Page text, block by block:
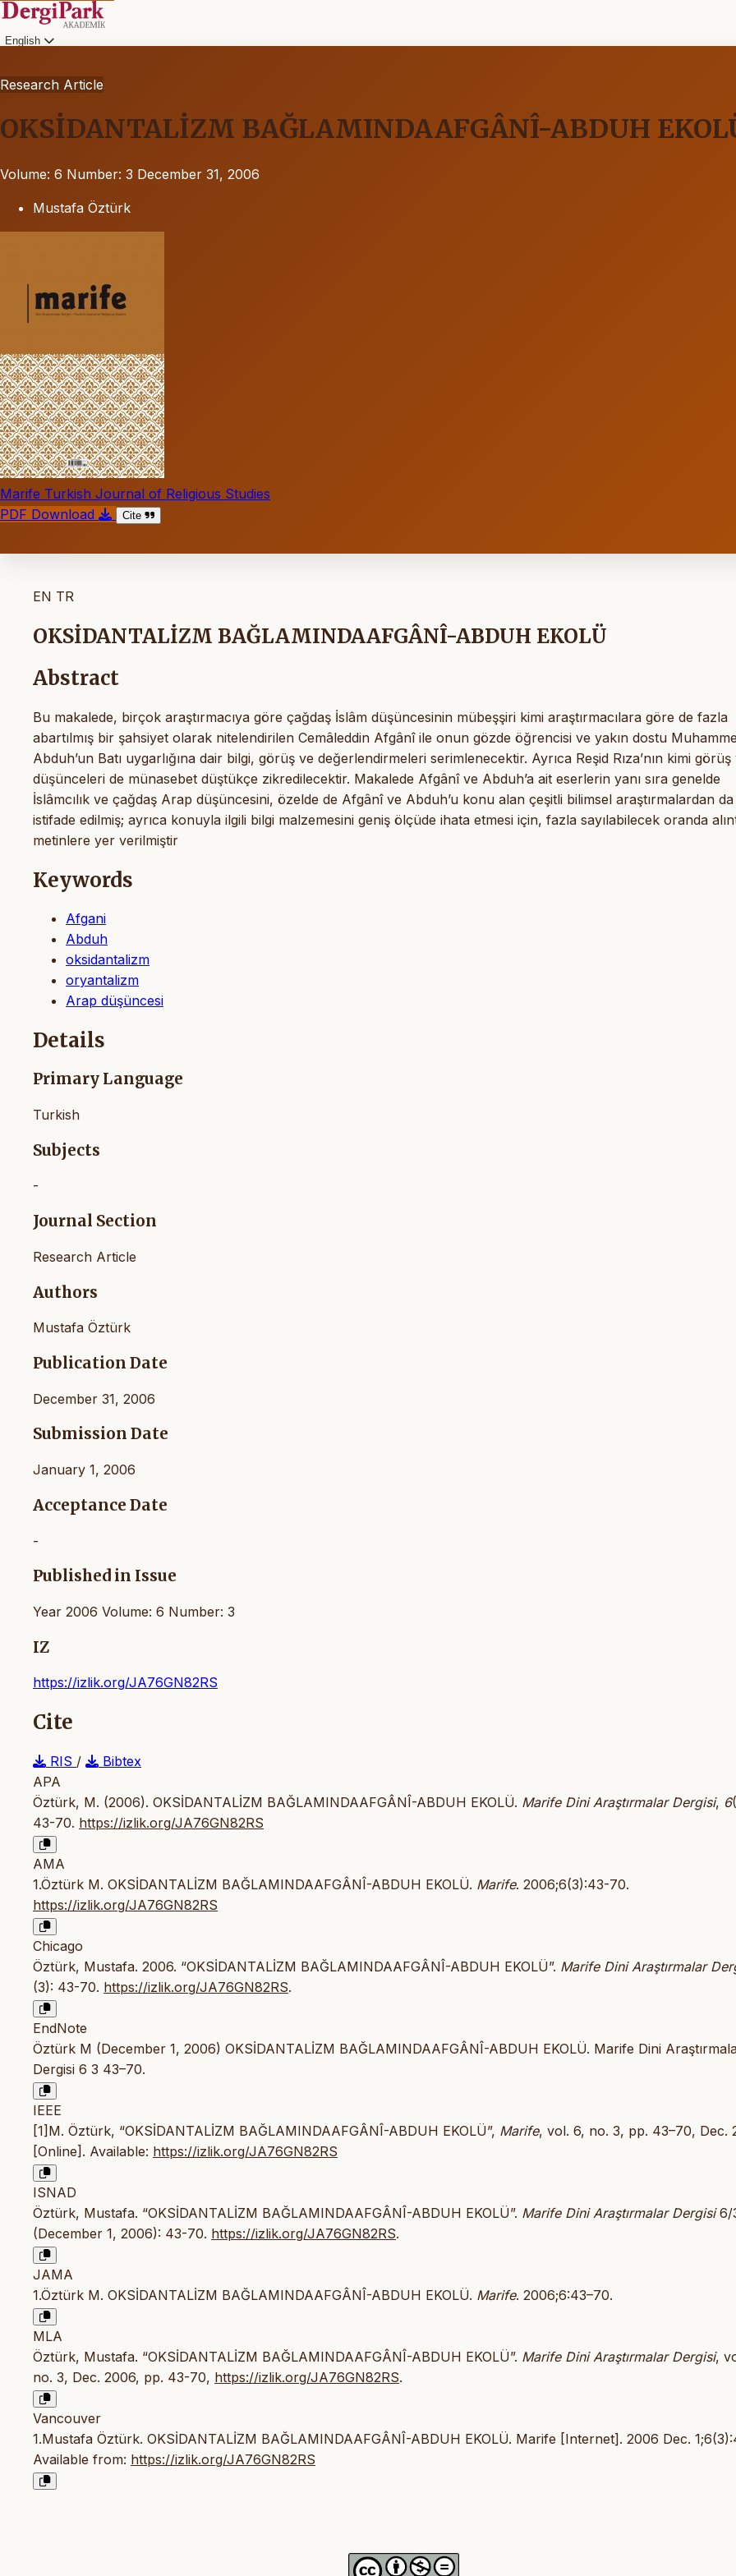
English
Research Article
OKSİDANTALİZM BAĞLAMINDAAFGÂNÎ-ABDUH
Volume: 6 Number: 3 December 31, 2006
Mustafa Öztürk
Marife Turkish Journal of Religious Studies
PDF Download
Cite
EN TR
OKSİDANTALİZM BAĞLAMINDAAFGÂNÎ-ABDUH EKOLÜ
Abstract
Bu makalede, birçok araştırmacıya göre çağdaş İslâm düşüncesinin mübeşşiri kimi araştırmacılara göre de fazla
abartılmış bir şahsiyet olarak nitelendirilen Cemâleddin Afgânî ile onun gözde öğrencisi ve yakın dostu
Abduh’un Batı uygarlığına dair bilgi, görüş ve değerlendirmeleri serimlenecektir. Ayrıca Reşid Rıza’nın kimi görüş
düşünceleri de münasebet düştükçe zikredilecektir. Makalede Afgânî ve Abduh’a ait eserlerin yanı sıra genelde
İslâmcılık ve çağdaş Arap düşüncesini, özelde de Afgânî ve Abduh’u konu alan çeşitli bilimsel araştırmalardan da
istifade edilmiş; ayrıca konuyla ilgili bilgi malzemesini geniş ölçüde ihata etmesi için, fazla sayılabilecek oranda
metinlere yer verilmiştir
Keywords
Afgani
Abduh
oksidantalizm
oryantalizm
Arap düşüncesi
Details
Primary Language
Turkish
Subjects
-
Journal Section
Research Article
Authors
Mustafa Öztürk
Publication Date
December 31, 2006
Submission Date
January 1, 2006
Acceptance Date
-
Published in Issue
Year 2006 Volume: 6 Number: 3
IZ
https://izlik.org/JA76GN82RS
Cite
RIS /
Bibtex
APA
Öztürk, M. (2006). OKSİDANTALİZM BAĞLAMINDAAFGÂNÎ-ABDUH EKOLÜ. Marife Dini Araştırmalar Dergisi, 6
43-70. https://izlik.org/JA76GN82RS
AMA
1.Öztürk M. OKSİDANTALİZM BAĞLAMINDAAFGÂNÎ-ABDUH EKOLÜ. Marife. 2006;6(3):43-70.
https://izlik.org/JA76GN82RS
Chicago
Öztürk, Mustafa. 2006. “OKSİDANTALİZM BAĞLAMINDAAFGÂNÎ-ABDUH EKOLÜ”. Marife Dini Araştırmalar
(3): 43-70. https://izlik.org/JA76GN82RS.
EndNote
Öztürk M (December 1, 2006) OKSİDANTALİZM BAĞLAMINDAAFGÂNÎ-ABDUH EKOLÜ. Marife Dini
Dergisi 6 3 43–70.
IEEE
[1]M. Öztürk, “OKSİDANTALİZM BAĞLAMINDAAFGÂNÎ-ABDUH EKOLÜ”, Marife, vol. 6, no. 3, pp. 43–70, Dec.
[Online]. Available: https://izlik.org/JA76GN82RS
ISNAD
Öztürk, Mustafa. “OKSİDANTALİZM BAĞLAMINDAAFGÂNÎ-ABDUH EKOLÜ”. Marife Dini Araştırmalar Dergisi6/
(December 1, 2006): 43-70. https://izlik.org/JA76GN82RS.
JAMA
1.Öztürk M. OKSİDANTALİZM BAĞLAMINDAAFGÂNÎ-ABDUH EKOLÜ. Marife. 2006;6:43–70.
MLA
Öztürk, Mustafa. “OKSİDANTALİZM BAĞLAMINDAAFGÂNÎ-ABDUH EKOLÜ”. Marife Dini Araştırmalar Dergisi,
no. 3, Dec. 2006, pp. 43-70, https://izlik.org/JA76GN82RS.
Vancouver
1.Mustafa Öztürk. OKSİDANTALİZM BAĞLAMINDAAFGÂNÎ-ABDUH EKOLÜ. Marife [Internet]. 2006 Dec.
Available from: https://izlik.org/JA76GN82RS